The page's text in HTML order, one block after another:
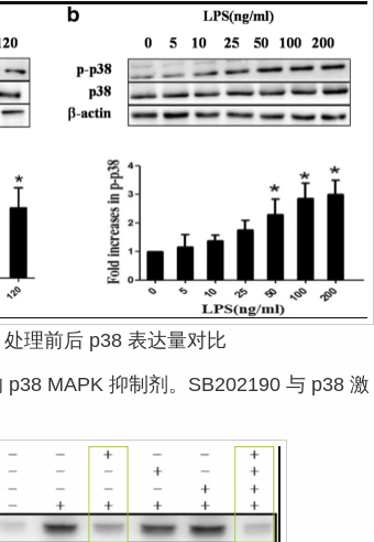
前后 p38 表达量对比
MAPK 抑制剂。SB202190 与 p38 激